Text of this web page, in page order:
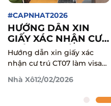
#CAPNHAT2026
HƯỚNG DẪN XIN
GIẤY XÁC NHẬN CƯ
TRÚ (CT07) LÀM VISA
TRUNG QUỐC – QUY
TRÌNH ĐĂNG KÝ
ONLINE CỔNG DỊCH
Hướng dẫn xin giấy xác
nhận cư trú CT07 làm visa
Trung Quốc: đăng ký online
Cổng Dịch vụ công, lưu ý
quan trọng từ Bucketravel
Nhà Xô12/02/2026